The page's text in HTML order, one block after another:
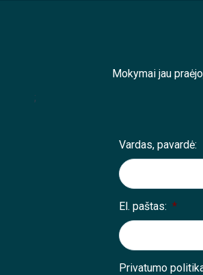
Mokymai jau
;
Vardas, pavardė:
El. paštas: *
Privatumo